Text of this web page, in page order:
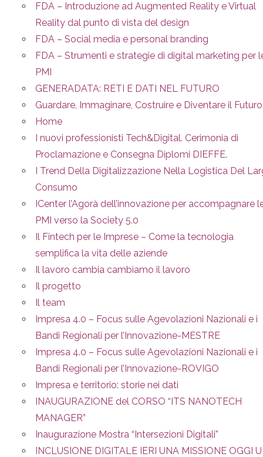
FDA – Introduzione ad Augmented Reality e Virtual
Reality dal punto di vista del design
FDA – Social media e personal branding
FDA – Strumenti e strategie di digital marketing per
PMI
GENERADATA: RETI E DATI NEL FUTURO
Guardare, Immaginare, Costruire e Diventare il Futuro
Home
I nuovi professionisti Tech&Digital. Cerimonia di
Proclamazione e Consegna Diplomi DIEFFE.
I Trend Della Digitalizzazione Nella Logistica Del
Consumo
ICenter l’Agorà dell’innovazione per accompagnare
PMI verso la Society 5.0
Il Fintech per le Imprese – Come la tecnologia
semplifica la vita delle aziende
Il lavoro cambia cambiamo il lavoro
Il progetto
Il team
Impresa 4.0 – Focus sulle Agevolazioni Nazionali e i
Bandi Regionali per l’Innovazione-MESTRE
Impresa 4.0 – Focus sulle Agevolazioni Nazionali e i
Bandi Regionali per l’Innovazione-ROVIGO
Impresa e territorio: storie nei dati
INAUGURAZIONE del CORSO “ITS NANOTECH
MANAGER”
Inaugurazione Mostra “Intersezioni Digitali”
INCLUSIONE DIGITALE IERI UNA MISSIONE OGGI